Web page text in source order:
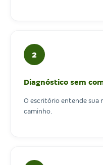
2
Diagnóstico sem
O escritório entende sua
caminho.